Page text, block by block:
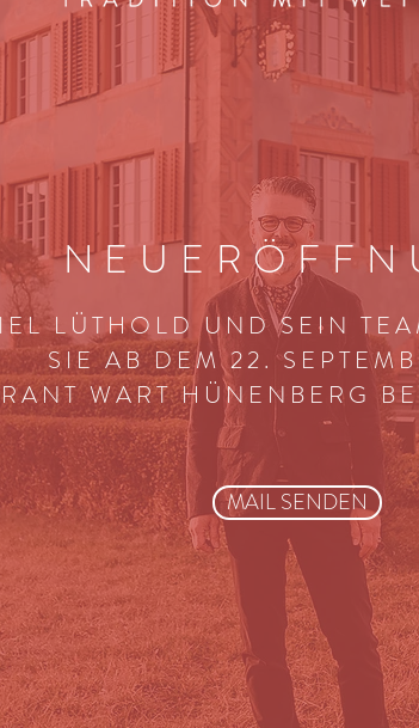
LÜTHOLD UND SEIN
SIE AB DEM 22.
WART HÜNENBERG
MAIL SENDEN